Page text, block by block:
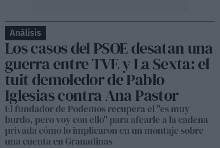
Análisis
Los casos del PSOE desatan una
guerra entre TVE y La Sexta: el
tuit demoledor de Pablo
Iglesias contra Ana Pastor
El fundador de Podemos recupera el "es muy
burdo, pero voy con ello" para afearle a la cadena
privada cómo lo implicaron en un montaje sobre
una cuenta en Granadinas